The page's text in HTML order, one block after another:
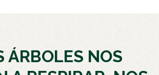
ÁRBOLES NOS